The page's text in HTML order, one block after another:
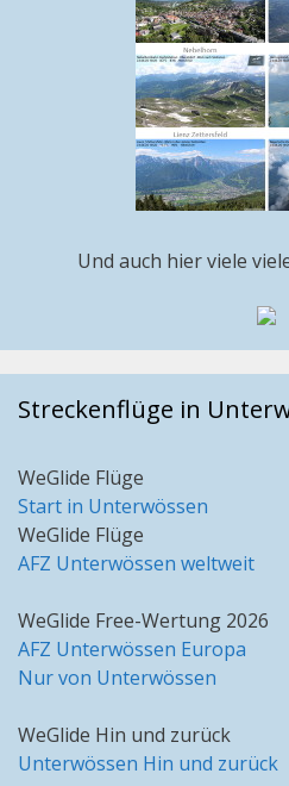
Und auch hier viele
Streckenflüge in
WeGlide Flüge
Start in Unterwössen
WeGlide Flüge
AFZ Unterwössen weltweit
WeGlide Free-Wertung 2026
AFZ Unterwössen Europa
Nur von Unterwössen
WeGlide Hin und zurück
Unterwössen Hin und zurück